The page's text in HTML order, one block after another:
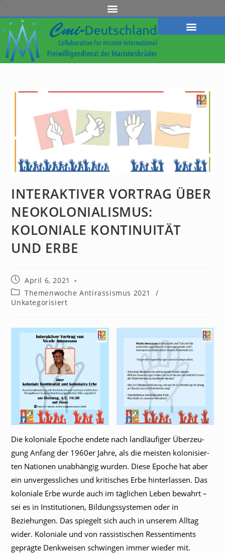
INTERAKTIVER VORTRAG ÜBER
NEOKOLONIALISMUS:
KOLONIALE KONTINUITÄT
UND ERBE
April 6, 2021
Themenwoche Antirassismus 2021
/
Unkategorisiert
Die koloniale Epoche endete nach landläufiger Überzeu­
gung Anfang der 1960er Jahre, als die meisten kolonisier­
ten Nationen unabhängig wurden. Diese Epoche hat aber
ein unvergessliches und kritisches Erbe hinterlassen. Das
koloniale Erbe wurde auch im täglichen Leben bewahrt –
sei es in Institutionen, Bildungssystemen oder in
Beziehungen. Das spiegelt sich auch in unserem Alltag
wider. Koloniale und von rassistischen Ressentiments
geprägte Denkweisen schwingen immer wieder mit.